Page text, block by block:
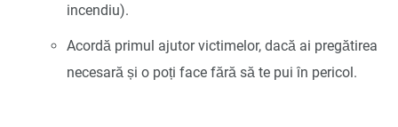
incendiu).
Acordă primul ajutor victimelor, dacă ai pregătirea
necesară și o poți face fără să te pui în pericol.